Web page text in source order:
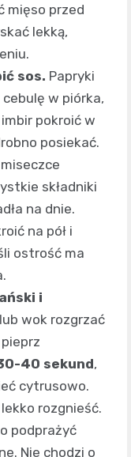
mięso przed
lekką,
sos. Papryki
w piórka,
pokroić w
posiekać.
składniki
na dnie.
na pół i
ostrość ma
i
wok rozgrzać
40 sekund,
cytrusowo.
rozgnieść.
podprażyć
Nie chodzi o